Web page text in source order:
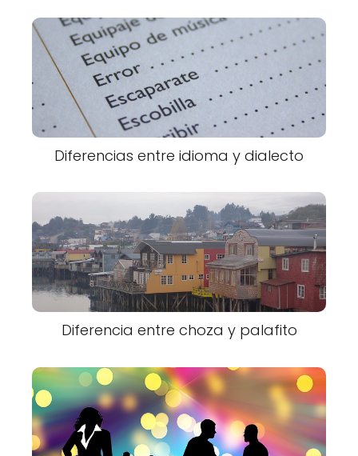
Diferencias entre idioma y dialecto
Diferencia entre choza y palafito